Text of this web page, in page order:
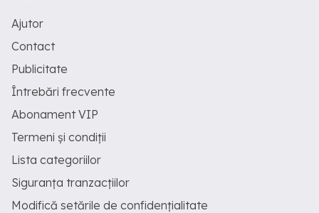
Ajutor
Contact
Publicitate
Întrebări frecvente
Abonament VIP
Termeni și condiții
Lista categoriilor
Siguranța tranzacțiilor
Modifică setările de confidențialitate